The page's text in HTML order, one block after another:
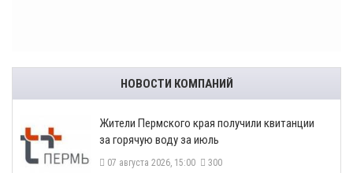
НОВОСТИ КОМПАНИЙ
​Жители Пермского края получили квитанции
за горячую воду за июль
07 августа 2026, 15:00 300